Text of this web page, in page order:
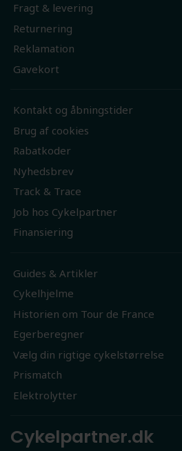
Fragt & levering
Returnering
Reklamation
Gavekort
Kontakt og åbningstider
Brug af cookies
Rabatkoder
Nyhedsbrev
Track & Trace
Job hos Cykelpartner
Finansiering
Guides & Artikler
Cykelhjelme
Historien om Tour de France
Egerberegner
Vælg din rigtige cykelstørrelse
Prismatch
Elektrolytter
Cykelpartner.dk